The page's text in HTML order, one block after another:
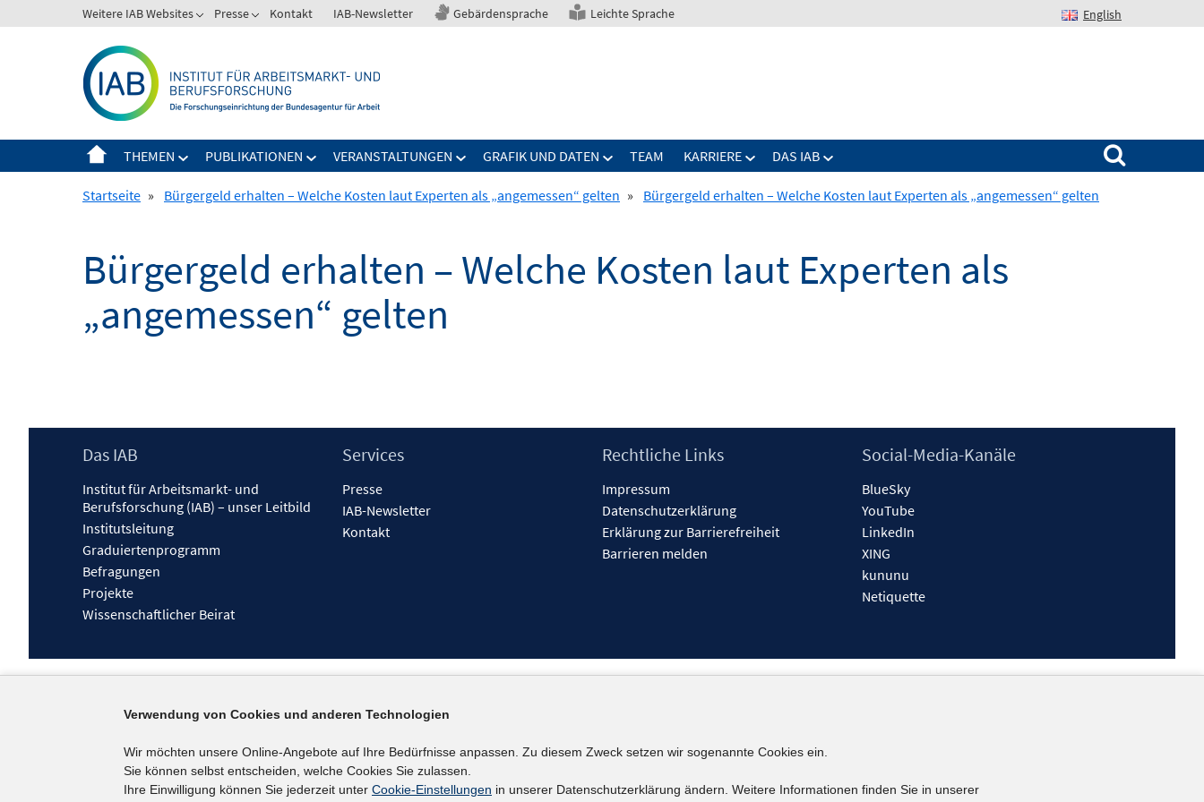
zum
Weitere IAB Websites Presse Kontakt IAB-Newsletter Gebärdensprache Leichte Sprache English
THEMEN PUBLIKATIONEN VERANSTALTUNGEN GRAFIK UND DATEN TEAM KARRIERE DAS IAB
Suchen nach:
Startseite » Bürgergeld erhalten – Welche Kosten laut Experten als „angemessen“ gelten » Bürgergeld erhalten – Welche Kosten laut Experten als „angemessen“ gelten
Bürgergeld erhalten – Welche Kosten laut Experten als
„angemessen“ gelten
Footer
Das IAB
Institut für Arbeitsmarkt- und
Berufsforschung (IAB) – unser Leitbild
Institutsleitung
Graduiertenprogramm
Befragungen
Projekte
Wissenschaftlicher Beirat
Services
Presse
IAB-Newsletter
Kontakt
Rechtliche Links
Impressum
Datenschutzerklärung
Erklärung zur Barrierefreiheit
Barrieren melden
Social-Media-Kanäle
BlueSky
YouTube
LinkedIn
XING
kununu
Netiquette
Verwendung von Cookies und anderen Technologien
Wir möchten unsere Online-Angebote auf Ihre Bedürfnisse anpassen. Zu diesem Zweck setzen wir sogenannte Cookies ein.
Sie können selbst entscheiden, welche Cookies Sie zulassen.
Ihre Einwilligung können Sie jederzeit unter Cookie-Einstellungen in unserer Datenschutzerklärung ändern. Weitere Informationen finden Sie in unserer